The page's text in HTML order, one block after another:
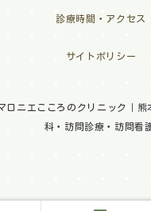
診療時間・アクセス
サイトポリシー
ロニエこころのクリニック｜熊
科・訪問診療・訪問看